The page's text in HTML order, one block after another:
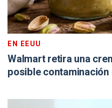
EN EEUU
Walmart retira una
posible